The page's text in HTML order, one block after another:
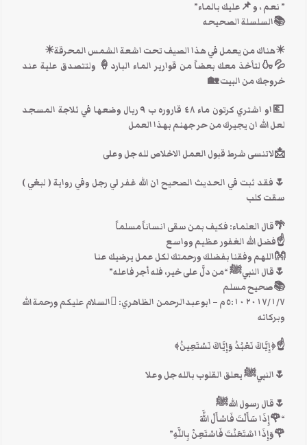
” نعم ، و 📌عليك بالماء”
📚السلسلة الصحيحه
☀هناك من يعمل في هذا الصيف تحت اشعة الشمس المحرقة☀
💦🍶لتأخذ معك بعضاً من قوارير الماء البارد🍦 ولتتصدق علية عند
خروجك من البيت 🏡
💶او اشتري كرتون ماء ٤٨ قاروره ب ٩ ريال وضعها في ثلاجة المسجد
لعل الله ان يجيرك من حر جهنم بهذا العمل
📩لاتنسى شرط قبول العمل الاخلاص لله جل وعلى
🌷فقد ثبت في الحديث الصحيح ان الله غفر لي رجل وفي رواية ( لبغي )
سقت كلب
🌴قال العلماء: فكيف بمن سقى انساناً مسلماً
☝فضل الله الغفور عظيم وواسع
👐اللهم وفقنا بفضلك ورحمتك لكل عمل يرضيك عنا
🌷قال النبيﷺ “من دلَّ على خير، فله أجر فاعله”
📚صحيح مسلم
٧‏/١‏/٢٠١٧ ٥:١٠ م – ابوعبدالرحمن الظاهري: السلام عليكم ورحمة الله
وبركاته
☝﴿إِيَّاكَ نَعْبُدُ وَإِيَّاكَ نَسْتَعِينُ﴾
🌷النبيﷺ يعلق القلوب بالله جل وعلا
🌷قال رسول اللهﷺ
“🌹إِذَا سَأَلْتَ فَاسْأَلْ اللَّهَ
🌹وَإِذَا اسْتَعَنْتَ فَاسْتَعِنْ بِاللَّهِ”